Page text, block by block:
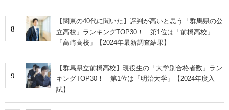
8
【関東の40代に聞いた】評判が高いと思う「群馬県の公
立高校」ランキングTOP30！ 第1位は「前橋高校」
「高崎高校」【2024年最新調査結果】
9
【群馬県立前橋高校】現役生の「大学別合格者数」ラン
キングTOP30！ 第1位は「明治大学」【2024年度入
試】